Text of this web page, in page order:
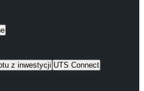
z inwestycji UTS Connect